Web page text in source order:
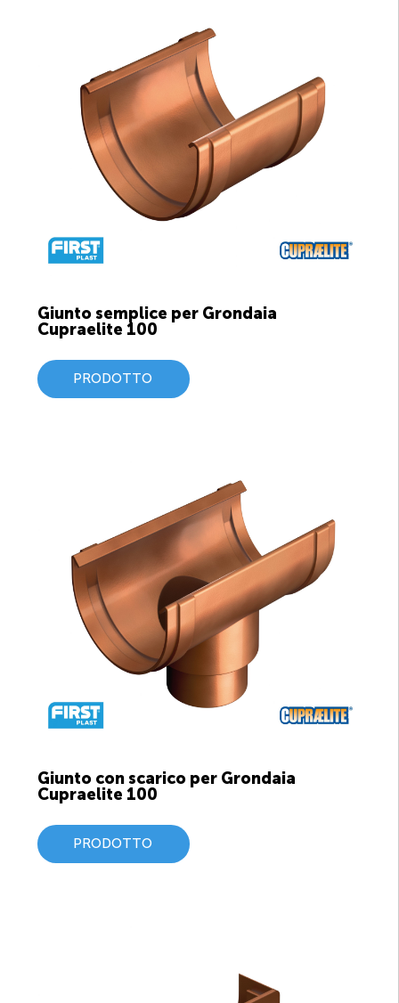
Giunto semplice per Grondaia
Cupraelite 100
PRODOTTO
Giunto con scarico per Grondaia
Cupraelite 100
PRODOTTO